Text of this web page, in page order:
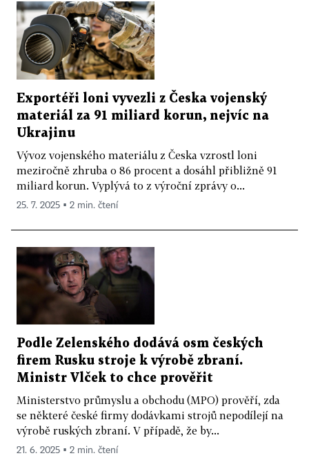
Exportéři loni vyvezli z Česka vojenský
materiál za 91 miliard korun, nejvíc na
Ukrajinu
Vývoz vojenského materiálu z Česka vzrostl loni
meziročně zhruba o 86 procent a dosáhl přibližně 91
miliard korun. Vyplývá to z výroční zprávy o...
25. 7. 2025 ▪ 2 min. čtení
Podle Zelenského dodává osm českých
firem Rusku stroje k výrobě zbraní.
Ministr Vlček to chce prověřit
Ministerstvo průmyslu a obchodu (MPO) prověří, zda
se některé české firmy dodávkami strojů nepodílejí na
výrobě ruských zbraní. V případě, že by...
21. 6. 2025 ▪ 2 min. čtení